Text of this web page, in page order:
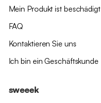
Mein Produkt ist beschädigt
FAQ
Kontaktieren Sie uns
Ich bin ein Geschäftskunde
sweeek